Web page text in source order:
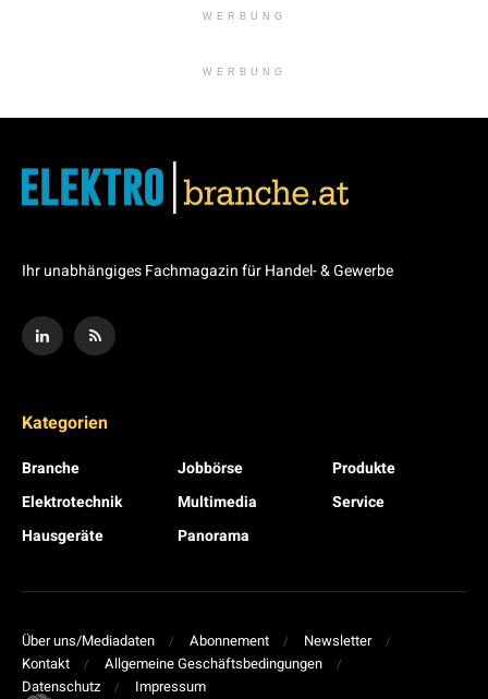
WERBUNG
WERBUNG
Ihr unabhängiges Fachmagazin für Handel- & Gewerbe
Kategorien
Branche
Elektrotechnik
Hausgeräte
Jobbörse
Multimedia
Panorama
Produkte
Service
Über uns/Mediadaten Abonnement
Newsletter
Kontakt
Allgemeine Geschäftsbedingungen
Datenschutz
Impressum